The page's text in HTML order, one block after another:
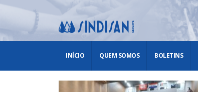
INÍCIO QUEM SOMOS BOLETINS